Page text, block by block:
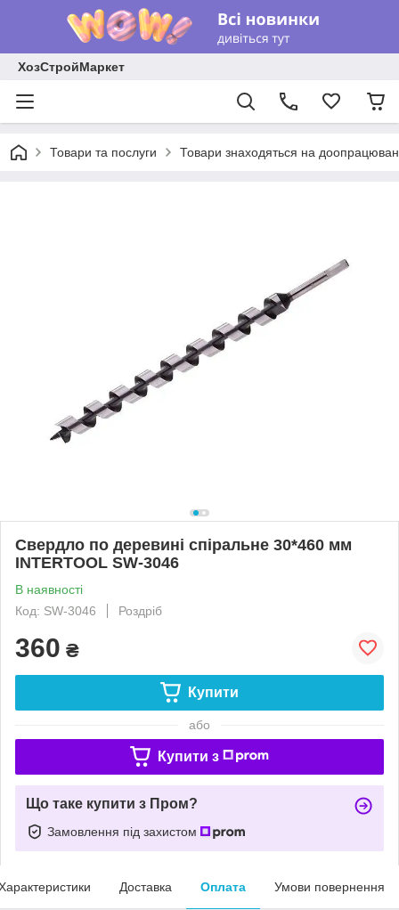
ХозСтройМаркет
Товари та послуги Товари знаходяться на
Свердло по деревині спіральне 30*460 мм
INTERTOOL SW-3046
В наявності
Код: SW-3046
Роздріб
360 ₴
Купити
або
Купити з
Що таке купити з Пром?
Замовлення під захистом
Доставка Оплата Умови повернення